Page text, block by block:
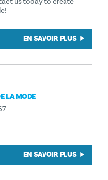
EN SAVOIR PLUS
LA MODE
EN SAVOIR PLUS